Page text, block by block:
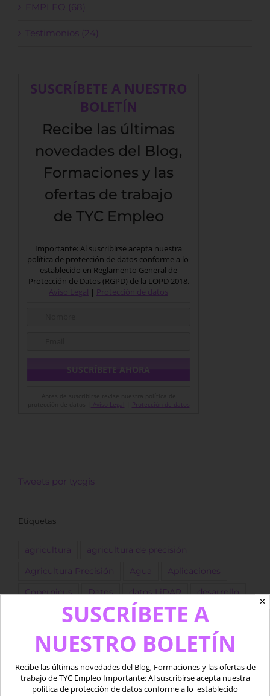
EMPLEO (68)
Testimonios (24)
SUSCRÍBETE A NUESTRO
BOLETÍN
Recibe las últimas
novedades del Blog,
Formaciones y las
ofertas de trabajo
de TYC Empleo
Importante: Al suscribirse acepta nuestra
política de protección de datos conforme a lo
establecido en Reglamento General de
Protección de Datos (RGPD) de la LOPD 2018.
Aviso Legal | Protección de datos
Aviso Legal Protección de datos
Tweets por tycgis
Etiquetas
agricultura agricultura de precisión
Agricultura Precisión Agua Aplicaciones
Copernicus Datos datos LiDAR desarrollo
Descarga dron Drones empleo
forestal Fotogrametría GEE GIS golf
Imágenes satélite ingeniero Landsat
✕
SUSCRÍBETE A
NUESTRO BOLETÍN
Recibe las últimas novedades del Blog, Formaciones y las ofertas de
trabajo de TYC Empleo Importante: Al suscribirse acepta nuestra
política de protección de datos conforme a lo establecido